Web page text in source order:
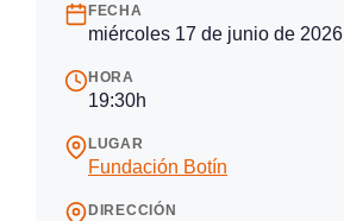
FECHA
miércoles 17 de junio de 2026
HORA
19:30h
LUGAR
Fundación Botín
DIRECCIÓN